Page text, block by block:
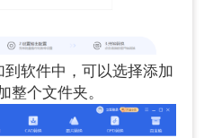
软件中，可以选择添加
整个文件夹。